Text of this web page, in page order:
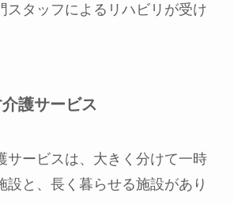
スタッフによるリハビリが受け
護サービス
サービスは、大きく分けて一時
設と、長く暮らせる施設があり